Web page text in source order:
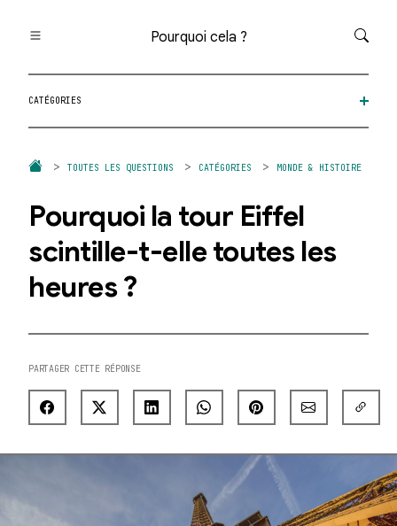
Pourquoi cela ?
Toutes les questions
Catégories
Question au hasard
CATÉGORIES
TOUTES LES QUESTIONS CATÉGORIES MONDE & HISTOIRE
Pourquoi la tour Eiffel
scintille-t-elle toutes les
heures ?
PARTAGER CETTE RÉPONSE